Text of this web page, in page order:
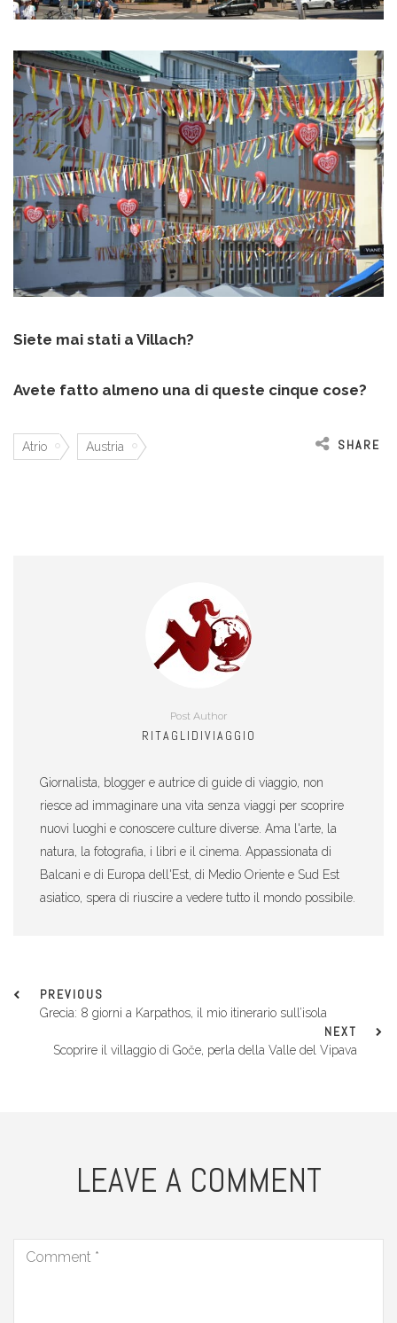
Siete mai stati a Villach?
Avete fatto almeno una di queste cinque cose?
Atrio Austria SHARE
Post Author
RITAGLIDIVIAGGIO
Giornalista, blogger e autrice di guide di viaggio, non
riesce ad immaginare una vita senza viaggi per scoprire
nuovi luoghi e conoscere culture diverse. Ama l'arte, la
natura, la fotografia, i libri e il cinema. Appassionata di
Balcani e di Europa dell'Est, di Medio Oriente e Sud Est
asiatico, spera di riuscire a vedere tutto il mondo possibile.
PREVIOUS
Grecia: 8 giorni a Karpathos, il mio itinerario sull’isola
NEXT
Scoprire il villaggio di Goče, perla della Valle del Vipava
LEAVE A COMMENT